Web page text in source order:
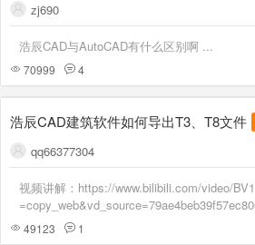
zj690
浩辰CAD与AutoCAD有什么区别啊 ...
70999 4
浩辰CAD建筑软件如何导出T3、T8文件
qq66377304
视频讲解：https://www.bilibili.com/video/
49123 1